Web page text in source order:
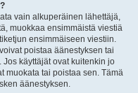
vain alkuperäinen lähettäjä,
muokkaa ensimmäistä viestiä
ensimmäiseen viestiin.
poistaa äänestyksen tai
käyttäjät ovat kuitenkin jo
muokata tai poistaa sen. Tämä
äänestyksen.